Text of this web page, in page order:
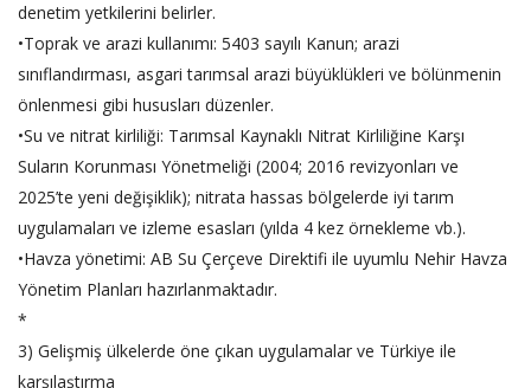
denetim yetkilerini belirler.
•Toprak ve arazi kullanımı: 5403 sayılı Kanun; arazi
sınıflandırması, asgari tarımsal arazi büyüklükleri ve bölünmenin
önlenmesi gibi hususları düzenler.
•Su ve nitrat kirliliği: Tarımsal Kaynaklı Nitrat Kirliliğine Karşı
Suların Korunması Yönetmeliği (2004; 2016 revizyonları ve
2025’te yeni değişiklik); nitrata hassas bölgelerde iyi tarım
uygulamaları ve izleme esasları (yılda 4 kez örnekleme vb.).
•Havza yönetimi: AB Su Çerçeve Direktifi ile uyumlu Nehir Havza
Yönetim Planları hazırlanmaktadır.
*
3) Gelişmiş ülkelerde öne çıkan uygulamalar ve Türkiye ile
karşılaştırma